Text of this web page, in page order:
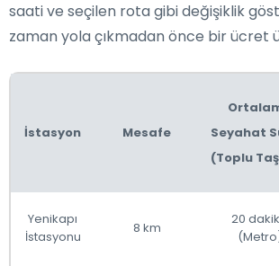
saati ve seçilen rota gibi değişiklik
zaman yola çıkmadan önce bir ücret
İstasyon Mesafe
Seyahat
(Toplu
Yenikapı
İstasyonu
8 km
20